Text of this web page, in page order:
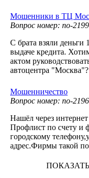
Мошенники в ТЦ
Вопрос номер: no-
С брата взяли деньги
выдаче кредита.
актом
автоцентра "Москва"?
Мошенничество
Вопрос номер: no-
Нашёл через
Профлист по счету и
городскому
адрес.Фирмы такой по